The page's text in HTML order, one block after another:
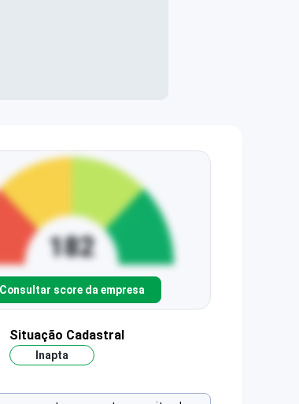
Consultar score da empresa
Situação Cadastral
Inapta